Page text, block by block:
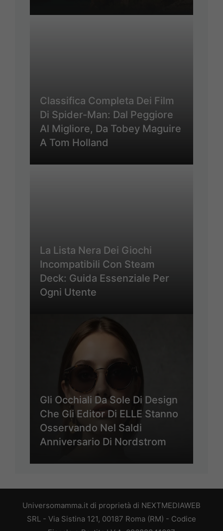
Classifica Completa Dei Film
Di Spider-Man: Dal Peggiore
Al Migliore, Da Tobey Maguire
A Tom Holland
La Lista Nera Dei Giochi
Incompatibili Con Steam
Deck: Guida Essenziale Per
Ogni Utente
Gli Occhiali Da Sole Di Design
Che Gli Editor Di ELLE Stanno
Osservando Nel Saldi
Anniversario Di Nordstrom
Universomamma.it di proprietà di NEXTMEDIAWEB
SRL - Via Sistina 121, 00187 Roma (RM) - Codice